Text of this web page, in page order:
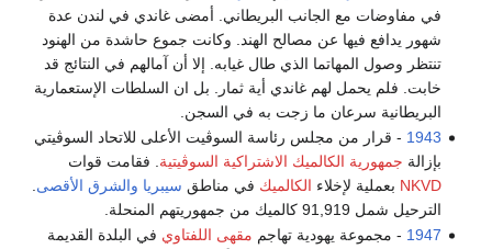
في مفاوضات مع الجانب البريطاني. أمضى غاندي في لندن عدة
شهور يدافع فيها عن مصالح الهند. وكانت جموع حاشدة من الهنود
تنتظر وصول المهاتما الذي طال غيابه. إلا أن آمالهم في النتائج قد
خابت. فلم يحمل لهم غاندي أية ثمار. بل ان السلطات الإستعمارية
البريطانية سرعان ما زجت به في السجن.
1943 - قرار من مجلس رئاسة السوڤيت الأعلى للاتحاد السوڤيتي
بإزالة جمهورية الكالميك الاشتراكية السوڤيتية . فقامت قوات
NKVD بعملية لإخلاء الكالميك في مناطق سيبريا والشرق الأقصى
الترحيل شمل 91,919 كالميك من جمهوريتهم المنحلة.
1947 - مجموعة يهودية تهاجم مقهى اللفتاوي في البلدة القديمة